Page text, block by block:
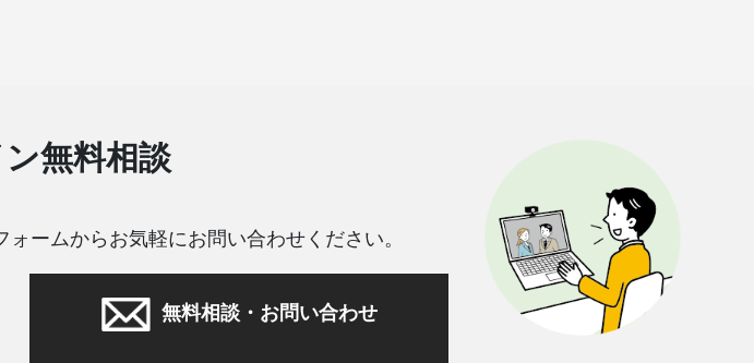
無料相談
ームからお気軽にお問い合わせください。
無料相談・お問い合わせ